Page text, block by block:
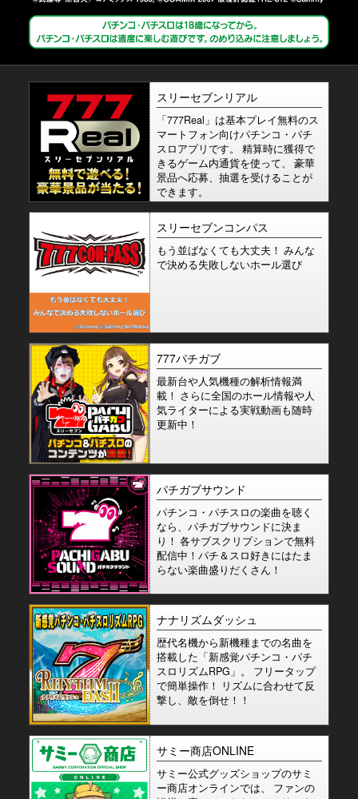
スリーセブンリアル
「777Real」は基本プレイ無料のス
マートフォン向けパチンコ・パチ
スロアプリです。 精算時に獲得で
きるゲーム内通貨を使って、 豪華
景品へ応募、抽選を受けることが
できます。
スリーセブンコンパス
もう並ばなくても大丈夫！ みんな
で決める失敗しないホール選び
777パチガブ
最新台や人気機種の解析情報満
載！ さらに全国のホール情報や人
気ライターによる実戦動画も随時
更新中！
パチガブサウンド
パチンコ・パチスロの楽曲を聴く
なら、パチガブサウンドに決ま
り！ 各サブスクリプションで無料
配信中！パチ＆スロ好きにはたま
らない楽曲盛りだくさん！
ナナリズムダッシュ
歴代名機から新機種までの名曲を
搭載した「新感覚パチンコ・パチ
スロリズムRPG」。 フリータップ
で簡単操作！ リズムに合わせて反
撃し、敵を倒せ！！
サミー商店ONLINE
サミー公式グッズショップのサミ
ー商店オンラインでは、 ファンの